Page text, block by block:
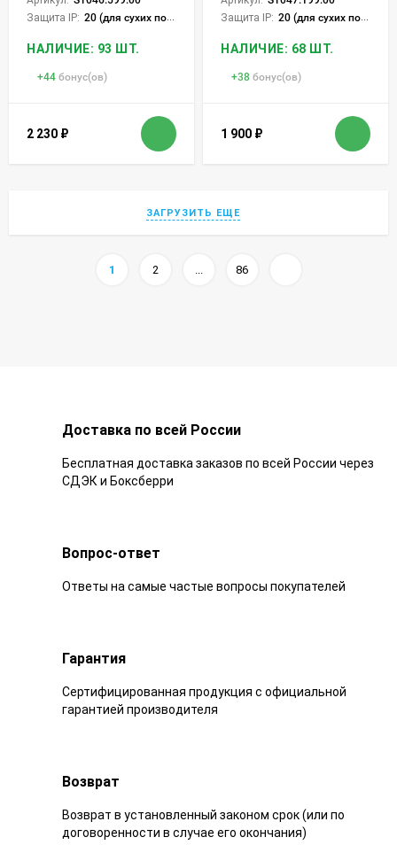
Защита IP: 20 (для сухих пом.)
НАЛИЧИЕ: 93 ШТ.
+44 бонус(ов)
2 230 ₽
Защита IP: 20 (для сухих пом.)
НАЛИЧИЕ: 68 ШТ.
+38 бонус(ов)
1 900 ₽
ЗАГРУЗИТЬ ЕЩЕ
1 2 ... 86
Доставка по всей России
Бесплатная доставка заказов по всей России через
СДЭК и Боксберри
Вопрос-ответ
Ответы на самые частые вопросы покупателей
Гарантия
Сертифицированная продукция с официальной
гарантией производителя
Возврат
Возврат в установленный законом срок (или по
договоренности в случае его окончания)